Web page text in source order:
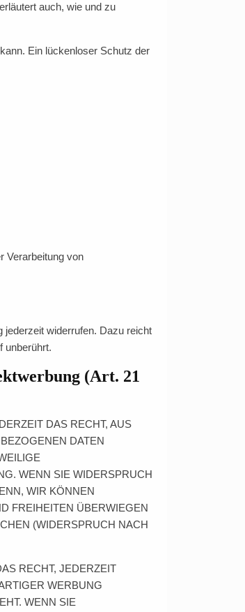
auch, wie und zu
Ein lückenloser Schutz der
Verarbeitung von
jederzeit widerrufen. Dazu reicht
unberührt.
(Art. 21
DAS RECHT, AUS
DATEN
WENN SIE WIDERSPRUCH
WIR KÖNNEN
FREIHEITEN ÜBERWIEGEN
(WIDERSPRUCH NACH
RECHT, JEDERZEIT
WERBUNG
WENN SIE